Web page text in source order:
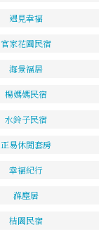
遇見幸福
官家花園民宿
海景福居
楊媽媽民宿
水鈴子民宿
正易休閒套房
幸福紀行
滌塵居
桔園民宿